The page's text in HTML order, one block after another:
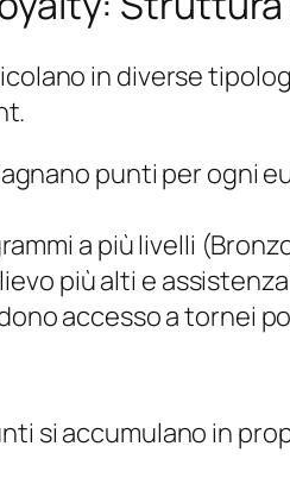
in diverse
punti per ogni
a più livelli
più alti e assistenza
accesso a tornei
si accumulano in